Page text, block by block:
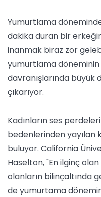
Yumurtlama
dakika duran bir
inanmak biraz zor
yumurtlama döneminin
davranışlarında
çıkarıyor.
Kadınların ses
bedenlerinden yayılan
buluyor. California
Haselton, "En ilginç
olanların bilinçaltında
de yumurtama